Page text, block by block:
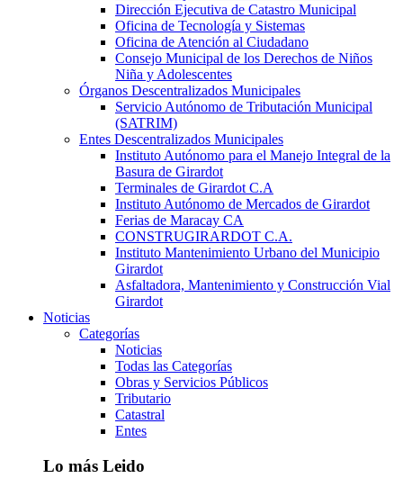
Dirección Ejecutiva de Catastro Municipal
Oficina de Tecnología y Sistemas
Oficina de Atención al Ciudadano
Consejo Municipal de los Derechos de Niños
Niña y Adolescentes
Órganos Descentralizados Municipales
Servicio Autónomo de Tributación Municipal
(SATRIM)
Entes Descentralizados Municipales
Instituto Autónomo para el Manejo Integral de la
Basura de Girardot
Terminales de Girardot C.A
Instituto Autónomo de Mercados de Girardot
Ferias de Maracay CA
CONSTRUGIRARDOT C.A.
Instituto Mantenimiento Urbano del Municipio
Girardot
Asfaltadora, Mantenimiento y Construcción Vial
Girardot
Noticias
Categorías
Noticias
Todas las Categorías
Obras y Servicios Públicos
Tributario
Catastral
Entes
Lo más Leido